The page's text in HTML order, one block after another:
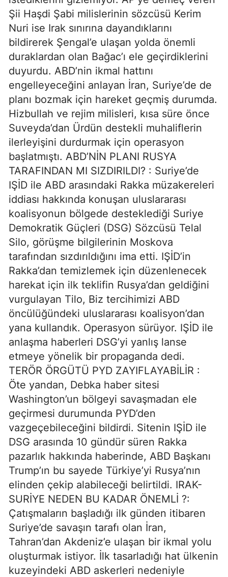
Şii Haşdi Şabi milislerinin sözcüsü Kerim
Nuri ise Irak sınırına dayandıklarını
bildirerek Şengal’e ulaşan yolda önemli
duraklardan olan Bağac’ı ele geçirdiklerini
duyurdu. ABD’nin ikmal hattını
engelleyeceğini anlayan İran, Suriye’de de
planı bozmak için hareket geçmiş durumda.
Hizbullah ve rejim milisleri, kısa süre önce
Suveyda’dan Ürdün destekli muhaliflerin
ilerleyişini durdurmak için operasyon
başlatmıştı. ABD’NİN PLANI RUSYA
TARAFINDAN MI SIZDIRILDI? : Suriye’de
IŞİD ile ABD arasındaki Rakka müzakereleri
iddiası hakkında konuşan uluslararası
koalisyonun bölgede desteklediği Suriye
Demokratik Güçleri (DSG) Sözcüsü Telal
Silo, görüşme bilgilerinin Moskova
tarafından sızdırıldığını ima etti. IŞİD’in
Rakka’dan temizlemek için düzenlenecek
harekat için ilk teklifin Rusya’dan geldiğini
vurgulayan Tilo, Biz tercihimizi ABD
öncülüğündeki uluslararası koalisyon’dan
yana kullandık. Operasyon sürüyor. IŞİD ile
anlaşma haberleri DSG’yi yanlış lanse
etmeye yönelik bir propaganda dedi.
TERÖR ÖRGÜTÜ PYD ZAYIFLAYABİLİR :
Öte yandan, Debka haber sitesi
Washington’un bölgeyi savaşmadan ele
geçirmesi durumunda PYD’den
vazgeçebileceğini bildirdi. Sitenin IŞİD ile
DSG arasında 10 gündür süren Rakka
pazarlık hakkında haberinde, ABD Başkanı
Trump’ın bu sayede Türkiye’yi Rusya’nın
elinden çekip alabileceği belirtildi. IRAK-
SURİYE NEDEN BU KADAR ÖNEMLİ ?:
Çatışmaların başladığı ilk günden itibaren
Suriye’de savaşın tarafı olan İran,
Tahran’dan Akdeniz’e ulaşan bir ikmal yolu
oluşturmak istiyor. İlk tasarladığı hat ülkenin
kuzeyindeki ABD askerleri nedeniyle